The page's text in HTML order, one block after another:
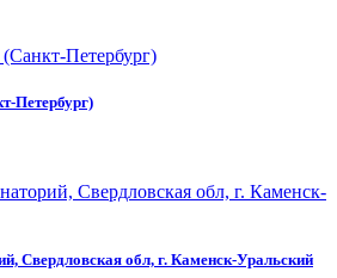
Петербург)
Свердловская обл, г. Каменск-Уральский